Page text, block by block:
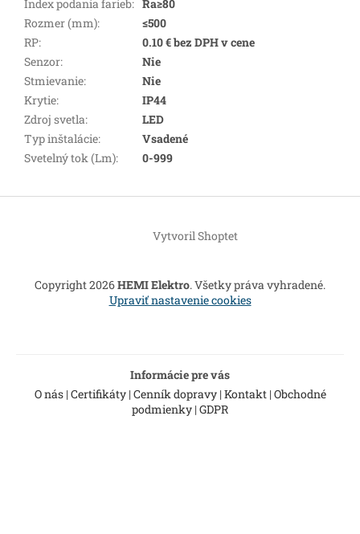
Index podania farieb: Ra≥80
Rozmer (mm):
≤500
RP:
0.10 € bez DPH v cene
Senzor:
Nie
Stmievanie:
Nie
Krytie:
IP44
Zdroj svetla:
LED
Typ inštalácie:
Vsadené
Svetelný tok (Lm): 0-999
Vytvoril Shoptet
Copyright 2026HEMI Elektro. Všetky práva vyhradené.
Upraviť nastavenie cookies
Informácie pre vás
O nás| Certifikáty| Cenník dopravy| Kontakt| Obchodné
podmienky | GDPR